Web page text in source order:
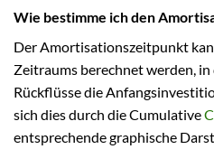
Wie bestimme ich den
Der Amortisationszeitpunkt
Zeitraums berechnet werden,
Rückflüsse die
sich dies durch die Cumulative
entsprechende graphische